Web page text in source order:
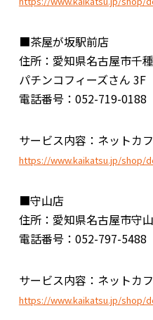
■茶屋が坂駅前店
住所：愛知県名古屋市千
パチンコフィーズさん 3F
電話番号：052-719-0188
サービス内容：ネットカ
https://www.kaikatsu.jp/shop/
■守山店
住所：愛知県名古屋市守
電話番号：052-797-5488
サービス内容：ネットカ
https://www.kaikatsu.jp/shop/